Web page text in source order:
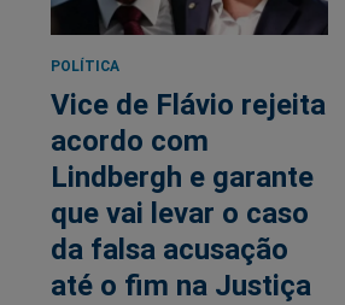
POLÍTICA
Vice de Flávio rejeita
acordo com
Lindbergh e garante
que vai levar o caso
da falsa acusação
até o fim na Justiça